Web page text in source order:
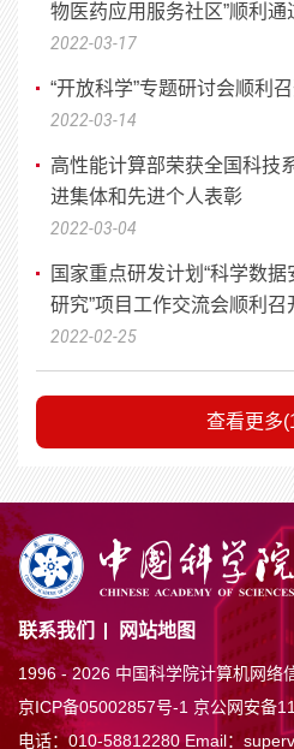
物医药应用服务社区”顺利
2022-03-17
“开放科学”专题研讨会顺利
2022-03-14
高性能计算部荣获全国科技
进集体和先进个人表彰
2022-03-04
国家重点研发计划“科学数
研究”项目工作交流会顺利召
2022-02-25
查看更多
联系我们 网站地图
1996 -2026 中国科学院计算机网络
京ICP备05002857号-1 京公网安备
电话：010-58812280 Email：